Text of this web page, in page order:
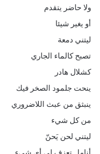
ولا حاضر يتقدم
أو يغير شيئا
ليتني دمعة
تصبح كالماء الجاري
كشلال هادر
ينحت جلمود الصخر فيك
ينبثق من عبث اللاضروري
من كل شيء
ليتني لحن يَحنّ